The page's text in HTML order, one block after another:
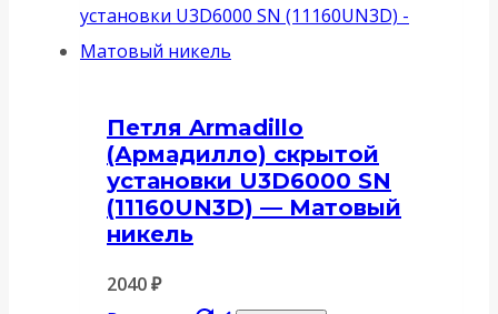
Петля Armadillo
(Армадилло) скрытой
установки U3D6000 SN
(11160UN3D) — Матовый
никель
2040₽